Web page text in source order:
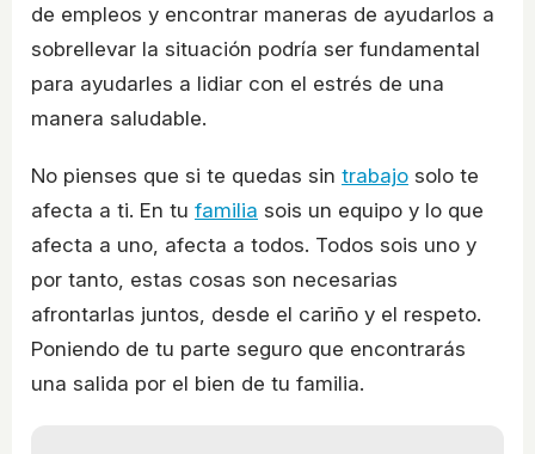
de empleos y encontrar maneras de ayudarlos a
sobrellevar la situación podría ser fundamental
para ayudarles a lidiar con el estrés de una
manera saludable.
No pienses que si te quedas sin trabajo solo te
afecta a ti. En tu familia sois un equipo y lo que
afecta a uno, afecta a todos. Todos sois uno y
por tanto, estas cosas son necesarias
afrontarlas juntos, desde el cariño y el respeto.
Poniendo de tu parte seguro que encontrarás
una salida por el bien de tu familia.